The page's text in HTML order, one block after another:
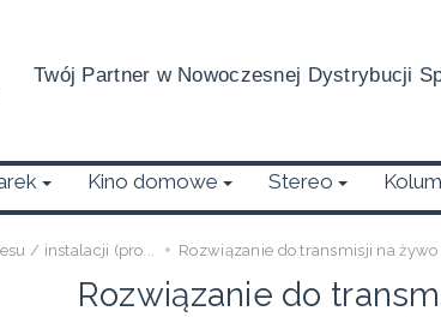
Twój Partner w Nowoczesnej Dystrybucji
Kino domowe Stereo
/ instalacji (pro .. Rozwiązanie do transmisji na
Rozwiązanie do